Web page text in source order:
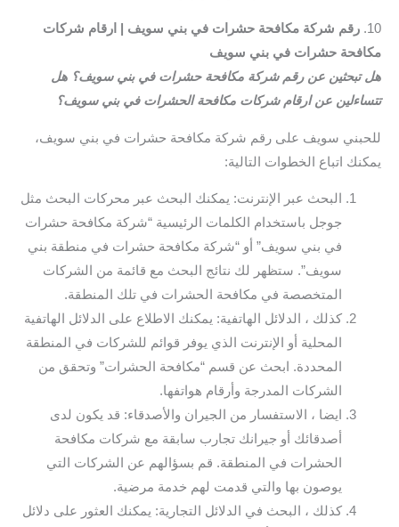
10. رقم شركة مكافحة حشرات في بني سويف | ارقام شركات
مكافحة حشرات في بني سويف
هل تبحثين عن رقم شركة مكافحة حشرات في بني سويف؟ هل
تتساءلين عن ارقام شركات مكافحة الحشرات في بني سويف؟
للحبني سويف على رقم شركة مكافحة حشرات في بني سويف،
يمكنك اتباع الخطوات التالية:
البحث عبر الإنترنت: يمكنك البحث عبر محركات البحث مثل
جوجل باستخدام الكلمات الرئيسية “شركة مكافحة حشرات
في بني سويف” أو “شركة مكافحة حشرات في منطقة بني
سويف”. ستظهر لك نتائج البحث مع قائمة من الشركات
المتخصصة في مكافحة الحشرات في تلك المنطقة.
كذلك ، الدلائل الهاتفية: يمكنك الاطلاع على الدلائل الهاتفية
المحلية أو الإنترنت الذي يوفر قوائم للشركات في المنطقة
المحددة. ابحث عن قسم “مكافحة الحشرات” وتحقق من
الشركات المدرجة وأرقام هواتفها.
ايضا ، الاستفسار من الجيران والأصدقاء: قد يكون لدى
أصدقائك أو جيرانك تجارب سابقة مع شركات مكافحة
الحشرات في المنطقة. قم بسؤالهم عن الشركات التي
يوصون بها والتي قدمت لهم خدمة مرضية.
كذلك ، البحث في الدلائل التجارية: يمكنك العثور على دلائل